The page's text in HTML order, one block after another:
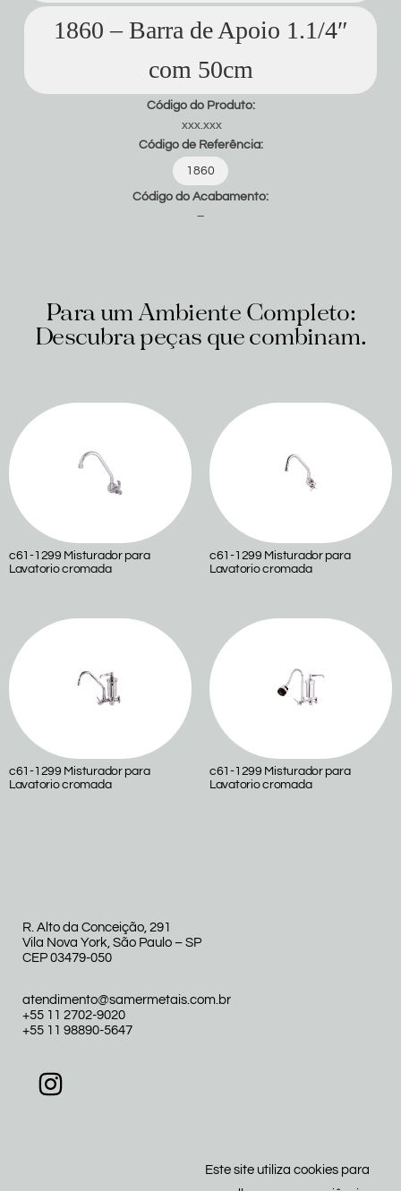
1860 – Barra de Apoio 1.1/4″
com 50cm
Código do Produto:
xxx.xxx
Código de Referência:
1860
Código do Acabamento:
–
Para um Ambiente Completo:
Descubra peças que combinam.
c61-1299 Misturador para
Lavatorio cromada
c61-1299 Misturador para
Lavatorio cromada
c61-1299 Misturador para
Lavatorio cromada
c61-1299 Misturador para
Lavatorio cromada
R. Alto da Conceição, 291
Vila Nova York, São Paulo – SP
CEP 03479-050
atendimento@samermetais.com.br
+55 11 2702-9020
+55 11 98890-5647
Este site utiliza cookies para